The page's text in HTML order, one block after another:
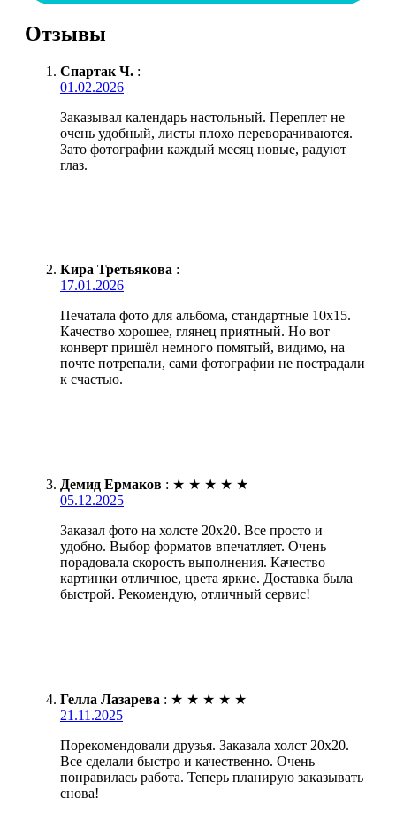
Отзывы
Спартак Ч. :
01.02.2026
Заказывал календарь настольный. Переплет не
очень удобный, листы плохо переворачиваются.
Зато фотографии каждый месяц новые, радуют
глаз.
Кира Третьякова :
17.01.2026
Печатала фото для альбома, стандартные 10х15.
Качество хорошее, глянец приятный. Но вот
конверт пришёл немного помятый, видимо, на
почте потрепали, сами фотографии не пострадали
к счастью.
Демид Ермаков : ★ ★ ★ ★ ★
05.12.2025
Заказал фото на холсте 20х20. Все просто и
удобно. Выбор форматов впечатляет. Очень
порадовала скорость выполнения. Качество
картинки отличное, цвета яркие. Доставка была
быстрой. Рекомендую, отличный сервис!
Гелла Лазарева : ★ ★ ★ ★ ★
21.11.2025
Порекомендовали друзья. Заказала холст 20х20.
Все сделали быстро и качественно. Очень
понравилась работа. Теперь планирую заказывать
снова!